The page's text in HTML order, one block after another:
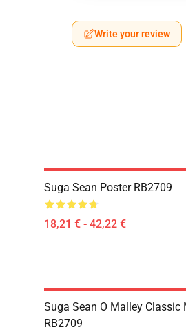
Write your review
Suga Sean Poster RB2709
18,21 € - 42,22 €
Suga Sean O Malley Classic
RB2709